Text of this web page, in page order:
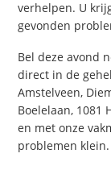
verhelpen. U
gevonden
Bel deze avond
direct in de
Amstelveen,
Boelelaan, 1081
en met onze
problemen klein.